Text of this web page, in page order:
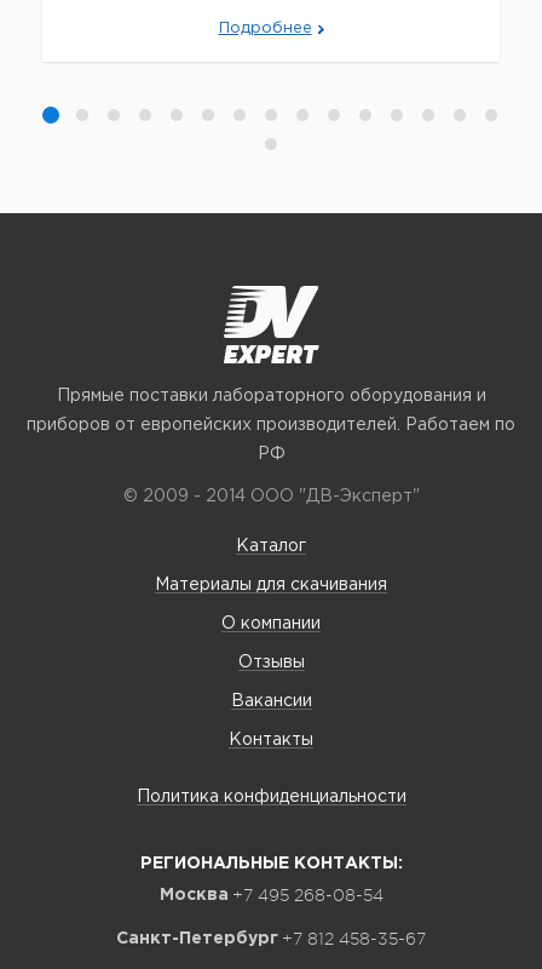
Подробнее
Прямые поставки лабораторного оборудования и
приборов от европейских производителей. Работаем по
РФ
© 2009 - 2014 ООО "ДВ-Эксперт"
Каталог
Материалы для скачивания
О компании
Отзывы
Вакансии
Контакты
Политика конфиденциальности
РЕГИОНАЛЬНЫЕ КОНТАКТЫ:
Москва +7 495 268-08-54
Санкт-Петербург +7 812 458-35-67